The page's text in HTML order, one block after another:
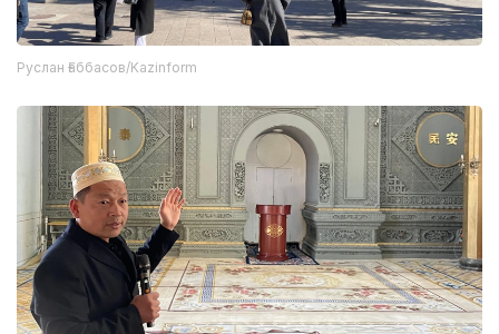
Руслан Ғаббасов/Kazinform